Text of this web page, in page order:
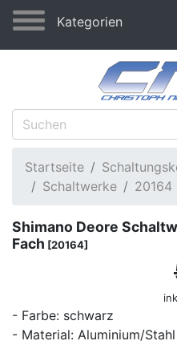
Kategorien
Startseite
Schaltwerke
20164
Shimano Deore
Fach [20164]
- Farbe: schwarz
- Material: Aluminium/Stahl